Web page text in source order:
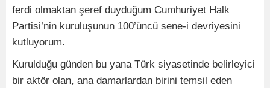
ferdi olmaktan şeref duyduğum Cumhuriyet Halk
Partisi’nin kuruluşunun 100’üncü sene-i devriyesini
kutluyorum.
Kurulduğu günden bu yana Türk siyasetinde belirleyici
bir aktör olan, ana damarlardan birini temsil eden